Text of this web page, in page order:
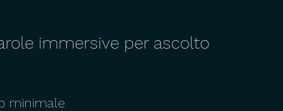
immersive per ascolto
minimale